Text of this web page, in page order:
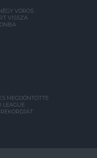
VÖRÖS
VISSZA
MEGDÖNTÖTTE
LEAGUE